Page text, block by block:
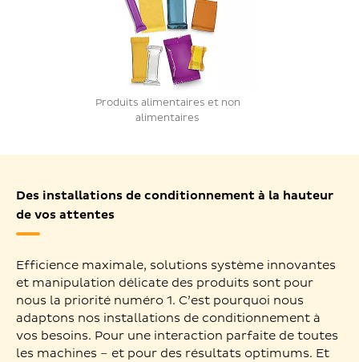
Produits alimentaires et non
alimentaires
Des installations de conditionnement à la hauteur
de vos attentes
Efficience maximale, solutions système innovantes
et manipulation délicate des produits sont pour
nous la priorité numéro 1. C’est pourquoi nous
adaptons nos installations de conditionnement à
vos besoins. Pour une interaction parfaite de toutes
les machines – et pour des résultats optimums. Et